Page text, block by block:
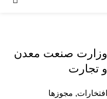
وزارت صنعت معدن
و تجارت
افتخارات, مجوزها